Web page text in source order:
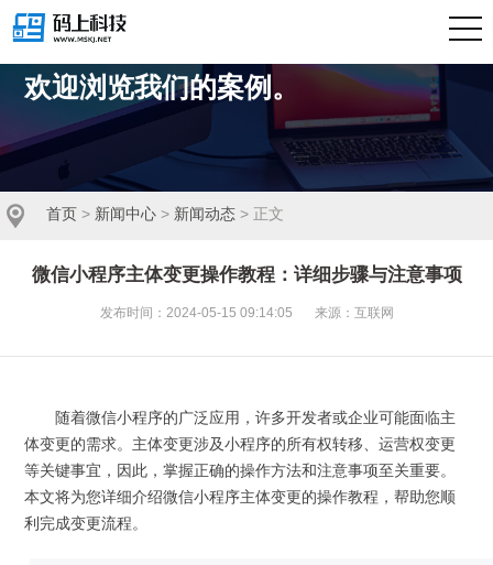
我们擅长商业策略与用户体验的完美结合。
欢迎浏览我们的案例。
首页 > 新闻中心 > 新闻动态 > 正文
微信小程序主体变更操作教程：详细步骤与注意事项
发布时间：2024-05-15 09:14:05 来源：互联网
随着微信小程序的广泛应用，许多开发者或企业可能面临主
体变更的需求。主体变更涉及小程序的所有权转移、运营权变更
等关键事宜，因此，掌握正确的操作方法和注意事项至关重要。
本文将为您详细介绍微信小程序主体变更的操作教程，帮助您顺
利完成变更流程。